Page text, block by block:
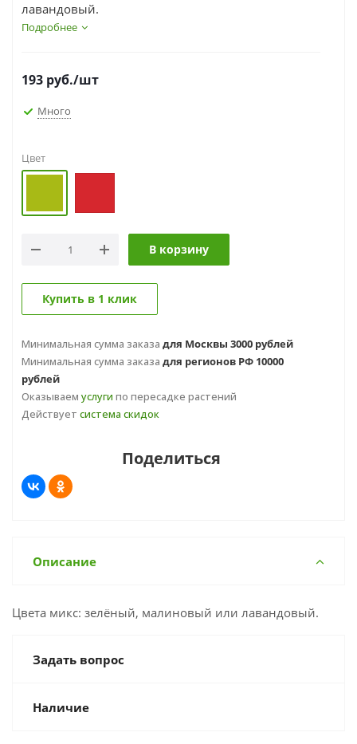
лавандовый.
Подробнее
193 руб./шт
Много
Цвет
В корзину
Купить в 1 клик
Минимальная сумма заказа для Москвы 3000 рублей
Минимальная сумма заказа для регионов РФ 10000
рублей
Оказываем услуги по пересадке растений
Действует система скидок
Поделиться
Описание
Цвета микс: зелёный, малиновый или лавандовый.
Задать вопрос
Наличие